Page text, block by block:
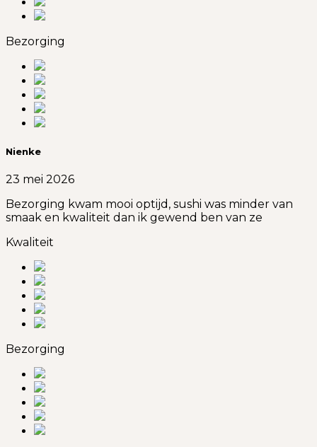
Bezorging
Nienke
23 mei 2026
Bezorging kwam mooi optijd, sushi was minder van
smaak en kwaliteit dan ik gewend ben van ze
Kwaliteit
Bezorging